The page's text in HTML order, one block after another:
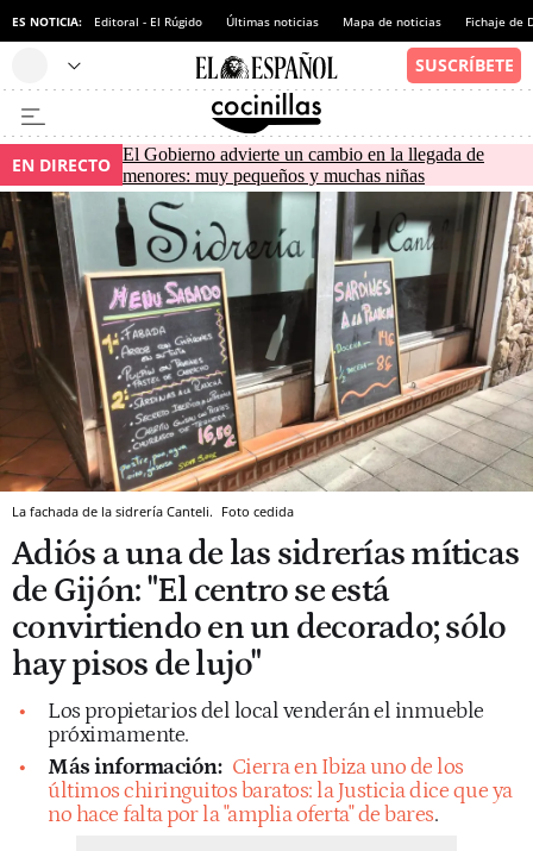
ES NOTICIA: Editoral - El Rúgido Últimas noticias Mapa de noticias Fichaje de
EN DIRECTO El Gobierno advierte un cambio en la llegada de
menores: muy pequeños y muchas niñas
La fachada de la sidrería Canteli. Foto cedida
Adiós a una de las sidrerías míticas
de Gijón: "El centro se está
convirtiendo en un decorado; sólo
hay pisos de lujo"
Los propietarios del local venderán el inmueble
próximamente.
Más información: Cierra en Ibiza uno de los
últimos chiringuitos baratos: la Justicia dice que ya
no hace falta por la "amplia oferta" de bares.